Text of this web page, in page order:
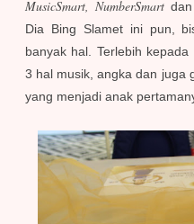
MusicSmart, NumberSmartdan
Dia Bing Slamet ini pun,
banyak hal. Terlebih
3 hal musik, angka dan juga
yang menjadi anak